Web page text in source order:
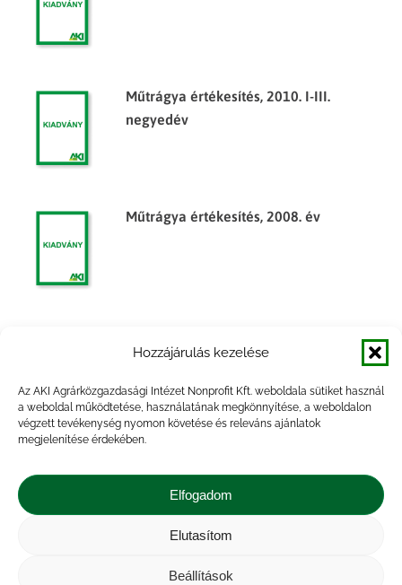
Hozzájárulás kezelése
Az AKI Agrárközgazdasági Intézet Nonprofit Kft. weboldala sütiket használ
a weboldal működtetése, használatának megkönnyítése, a weboldalon
végzett tevékenység nyomon követése és releváns ajánlatok
megjelenítése érdekében.
Elfogadom
Elutasítom
Beállítások
Műtrágya értékesítés, 2010. I-III.
negyedév
Műtrágya értékesítés, 2008. év
Műtrágya értékesítés, 2015. I. negyedév
szám